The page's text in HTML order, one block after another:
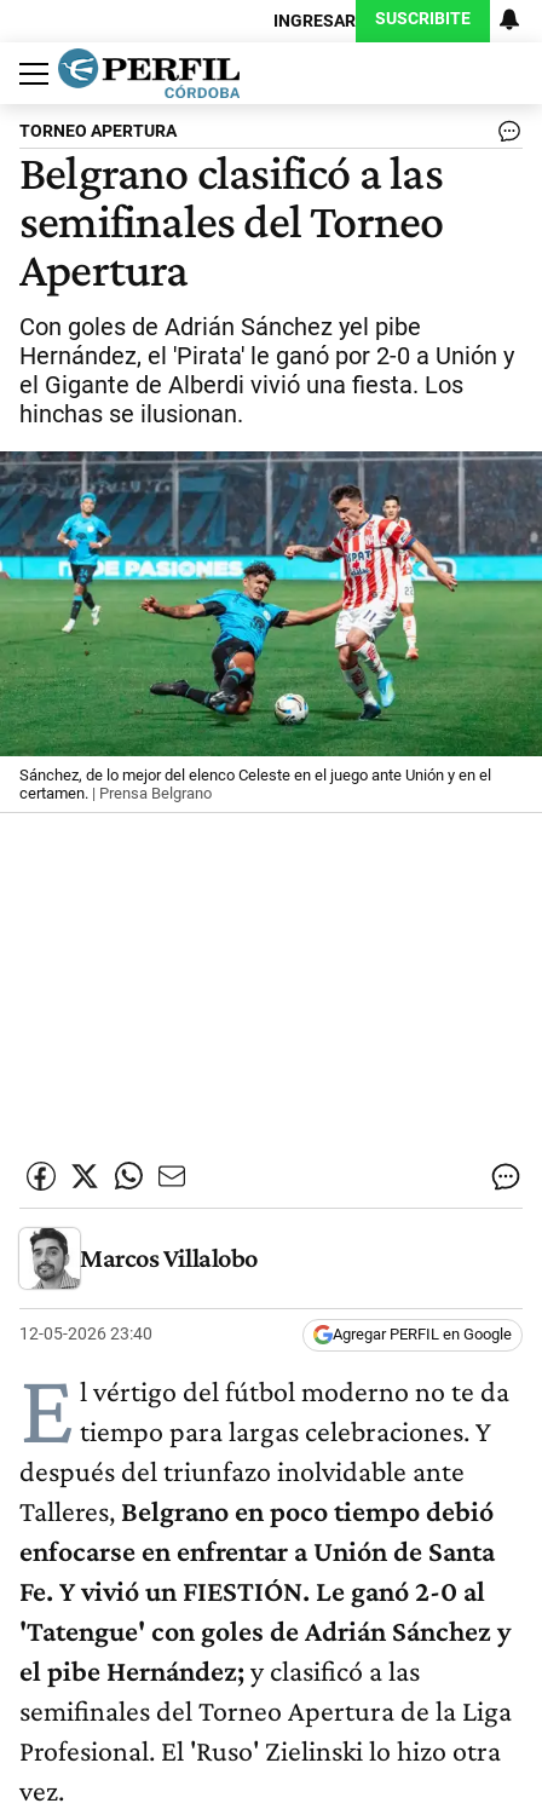
INGRESAR SUSCRIBITE
Política
Economía
Judiciales
Sociedad
Cultura
Espectáculos
Deportes
Protagonistas
TORNEO APERTURA
Belgrano clasificó a las
semifinales del Torneo
Apertura
Con goles de Adrián Sánchez yel pibe
Hernández, el 'Pirata' le ganó por 2-0 a Unión y
el Gigante de Alberdi vivió una fiesta. Los
hinchas se ilusionan.
Sánchez, de lo mejor del elenco Celeste en el juego ante Unión y en el
certamen. | Prensa Belgrano
Marcos Villalobo
12-05-2026 23:40 Agregar PERFIL en Google
E l vértigo del fútbol moderno no te da
tiempo para largas celebraciones. Y
después del triunfazo inolvidable ante
Talleres, Belgrano en poco tiempo debió
enfocarse en enfrentar a Unión de Santa
Fe. Y vivió un FIESTIÓN. Le ganó 2-0 al
'Tatengue' con goles de Adrián Sánchez y
el pibe Hernández;y clasificó a las
semifinales del Torneo Apertura de la Liga
Profesional. El 'Ruso' Zielinski lo hizo otra
vez.